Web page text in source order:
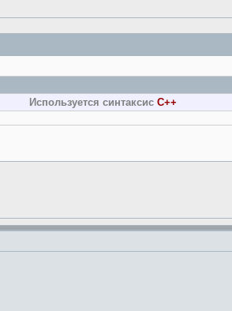
Используется синтаксис C++